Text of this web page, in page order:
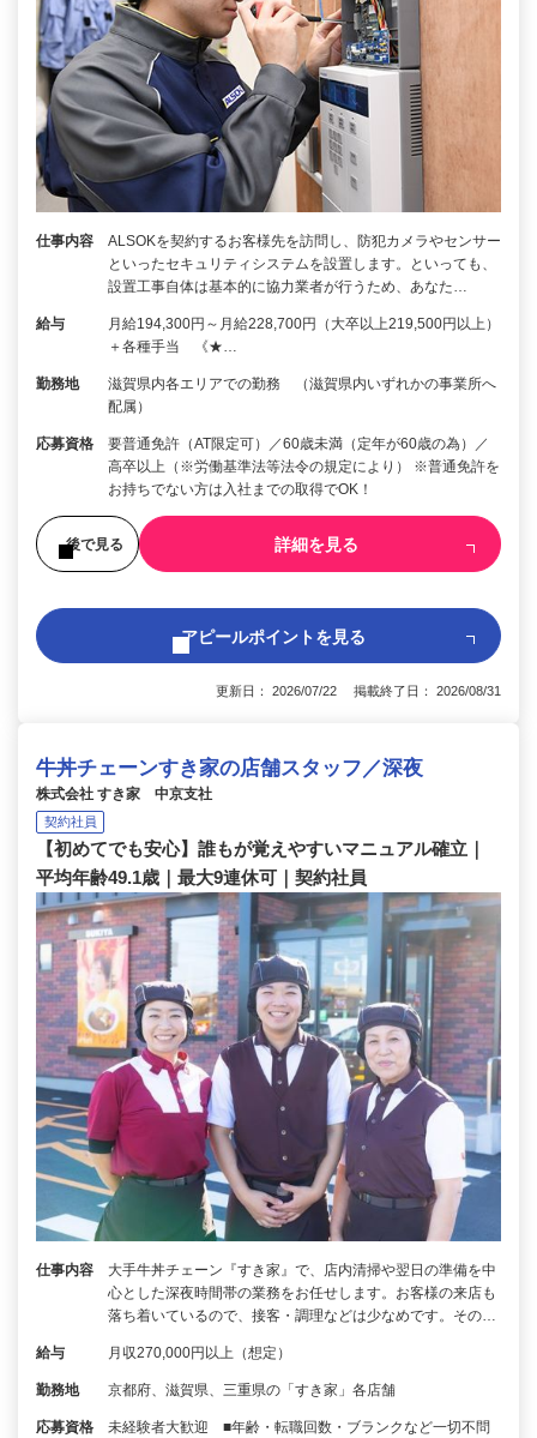
仕事内容
ALSOKを契約するお客様先を訪問し、防犯カメラやセンサー
といったセキュリティシステムを設置します。といっても、
設置工事自体は基本的に協力業者が行うため、あなた…
給与
月給194,300円～月給228,700円（大卒以上219,500円以上）
＋各種手当 《★…
勤務地
滋賀県内各エリアでの勤務 （滋賀県内いずれかの事業所へ
配属）
応募資格
要普通免許（AT限定可）／60歳未満（定年が60歳の為）／
高卒以上（※労働基準法等法令の規定により） ※普通免許を
お持ちでない方は入社までの取得でOK！
後で見る 詳細を見る
アピールポイントを見る
更新日： 2026/07/22 掲載終了日： 2026/08/31
牛丼チェーンすき家の店舗スタッフ／深夜
株式会社 すき家 中京支社
契約社員
【初めてでも安心】誰もが覚えやすいマニュアル確立｜
平均年齢49.1歳｜最大9連休可｜契約社員
仕事内容
大手牛丼チェーン『すき家』で、店内清掃や翌日の準備を中
心とした深夜時間帯の業務をお任せします。お客様の来店も
落ち着いているので、接客・調理などは少なめです。その…
給与 月収270,000円以上（想定）
勤務地 京都府、滋賀県、三重県の「すき家」各店舗
応募資格
未経験者大歓迎 ■年齢・転職回数・ブランクなど一切不問